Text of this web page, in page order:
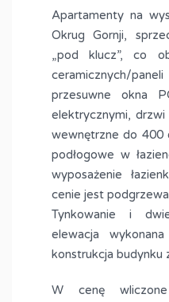
Apartamenty na
Okrug Gornji,
„pod klucz”, co
ceramicznych/
przesuwne okna
elektrycznymi, drzwi
wewnętrzne do 400
podłogowe w
wyposażenie
cenie jest
Tynkowanie i
elewacja
konstrukcja budynku
W cenę